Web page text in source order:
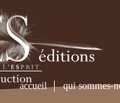
accueil qui sommes-